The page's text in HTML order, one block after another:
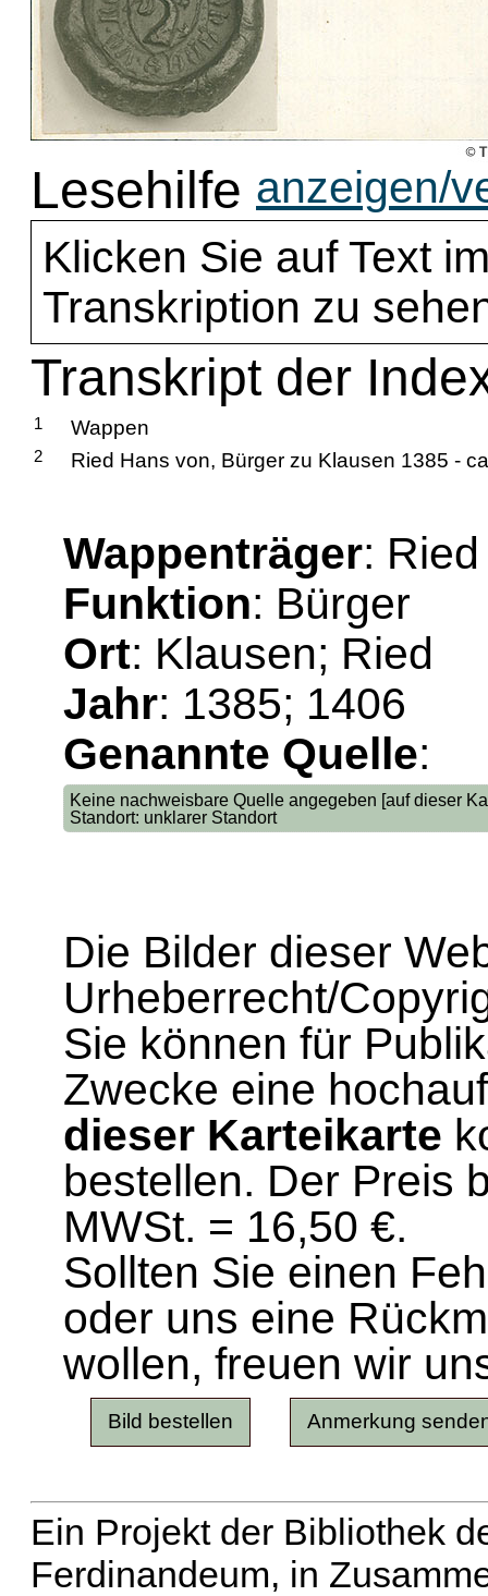
Lesehilfe anzeigen/
Klicken Sie auf Text
Transkription zu
Transkript der
1 Wappen
2 Ried Hans von, Bürger zu Klausen 1385 -
Wappenträger:
Funktion: Bürger
Ort: Klausen; Ried
Jahr: 1385; 1406
Genannte Quelle:
Keine nachweisbare Quelle angegeben [auf dieser
Standort: unklarer Standort
Die Bilder dieser
Urheberrecht/
Sie können für
Zwecke eine
dieser Karteikarte
bestellen. Der Preis
MWSt. = 16,50 €.
Sollten Sie einen
oder uns eine
wollen, freuen wir
Ein Projekt der Bibliothek
Ferdinandeum, in